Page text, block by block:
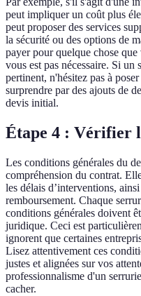
peut impliquer un coût plus
peut proposer des services
la sécurité ou des options de
payer pour quelque chose
vous est pas nécessaire. Si
pertinent, n'hésitez pas à
surprendre par des ajouts de
devis initial.
Étape 4 : Vérifier
Les conditions générales du
compréhension du contrat.
les délais d’interventions,
remboursement. Chaque
conditions générales doivent
juridique. Ceci est
ignorent que certaines
Lisez attentivement ces
justes et alignées sur vos
professionnalisme d'un
cacher.